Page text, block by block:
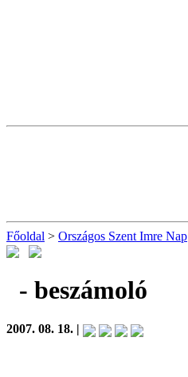
Főoldal > Országos Szent Imre Nap
- beszámoló
2007. 08. 18. |